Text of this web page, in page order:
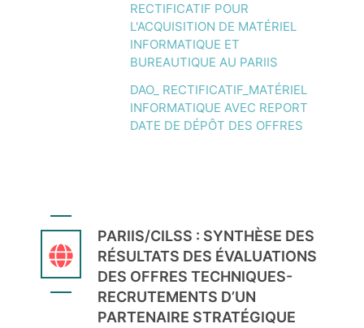
RECTIFICATIF POUR
L'ACQUISITION DE MATÉRIEL
INFORMATIQUE ET
BUREAUTIQUE AU PARIIS
DAO_ RECTIFICATIF_MATÉRIEL
INFORMATIQUE AVEC REPORT
DATE DE DÉPÔT DES OFFRES
PARIIS/CILSS : SYNTHÈSE DES
RÉSULTATS DES ÉVALUATIONS
DES OFFRES TECHNIQUES-
RECRUTEMENTS D’UN
PARTENAIRE STRATÉGIQUE